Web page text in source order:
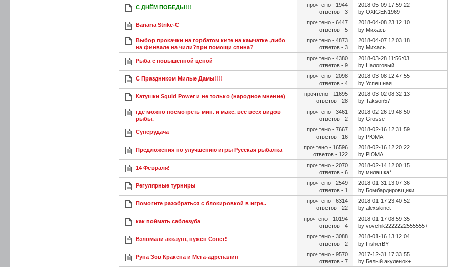
С ДНЁМ ПОБЕДЫ!!!
прочтено - 1944
ответов - 3
2018-05-09 17:59:22
by OXIGEN1969
Banana Strike-C
прочтено - 6447
ответов - 5
2018-04-08 23:12:10
by Михась
Выбор прокачки на горбатом ките на камчатке ,либо
на финвале на чили?при помощи спина?
прочтено - 4873
ответов - 3
2018-04-07 12:03:18
by Михась
Рыба с повышенной ценой
прочтено - 4380
ответов - 9
2018-03-28 11:56:03
by Налоговый
С Праздником Милые Дамы!!!!
прочтено - 2098
ответов - 4
2018-03-08 12:47:55
by Успешная
Катушки Squid Power и не только (народное мнение)
прочтено - 11695
ответов - 28
2018-03-02 08:32:13
by Takson57
где можно посмотреть мин. и макс. вес всех видов
рыбы.
прочтено - 3461
ответов - 2
2018-02-26 19:48:50
by Grosse
Суперудача
прочтено - 7667
ответов - 16
2018-02-16 12:31:59
by РЮМА
Предложения по улучшению игры Русская рыбалка
прочтено - 16596
ответов - 122
2018-02-16 12:20:22
by РЮМА
14 Февраля!
прочтено - 2070
ответов - 6
2018-02-14 12:00:15
by милашка*
Регулярные турниры
прочтено - 2549
ответов - 1
2018-01-31 13:07:36
by Бомбардировщики
Помогите разобраться с блокировкой в игре..
прочтено - 6314
ответов - 22
2018-01-17 23:40:52
by alexskinet
как поймать саблезуба
прочтено - 10194
ответов - 4
2018-01-17 08:59:35
by vovchik2222222555555+
Взломали аккаунт, нужен Совет!
прочтено - 3088
ответов - 2
2018-01-16 13:12:04
by FisherBY
Руна Зов Кракена и Мега-адреналин
прочтено - 9570
ответов - 7
2017-12-31 17:33:55
by Белый акуленок+